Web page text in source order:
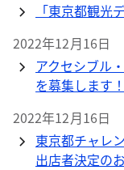
「東京都観光
2022年12月16日
アクセシブル
を募集します！
2022年12月16日
東京都チャレ
出店者決定の